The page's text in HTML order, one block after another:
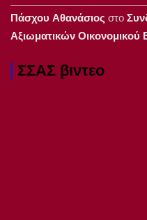
Πάσχου Αθανάσιος στο
Αξιωματικών
ΣΣΑΣ βιντεο